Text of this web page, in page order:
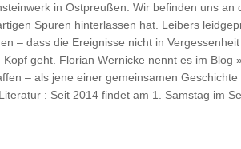
in Ostpreußen. Wir befinden uns
Spuren hinterlassen hat. Leibers
– dass die Ereignisse nicht in
Kopf geht. Florian Wernicke nennt es im
– als jene einer gemeinsamen
: Seit 2014 findet am 1. Samstag im